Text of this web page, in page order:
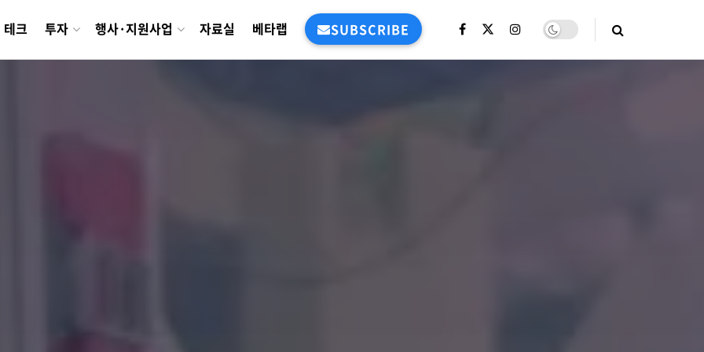
테크 투자 행사·지원사업 자료실 베타랩 SUBSCRIBE